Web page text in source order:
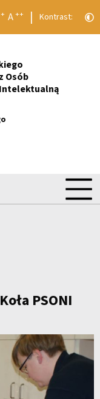
+ A++ | Kontrast:
Osób
PSONI